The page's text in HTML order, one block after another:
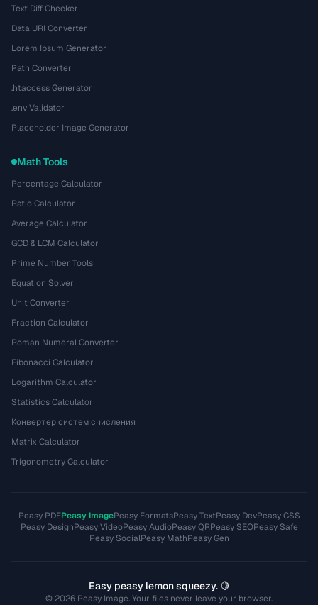
Text Diff Checker
Data URI Converter
Lorem Ipsum Generator
Path Converter
.htaccess Generator
.env Validator
Placeholder Image Generator
Math Tools
Percentage Calculator
Ratio Calculator
Average Calculator
GCD & LCM Calculator
Prime Number Tools
Equation Solver
Unit Converter
Fraction Calculator
Roman Numeral Converter
Fibonacci Calculator
Logarithm Calculator
Statistics Calculator
Конвертер систем счисления
Matrix Calculator
Trigonometry Calculator
Peasy PDFPeasy ImagePeasy FormatsPeasy TextPeasy DevPeasy CSS
Peasy DesignPeasy VideoPeasy AudioPeasy QRPeasy SEOPeasy Safe
Peasy SocialPeasy MathPeasy Gen
Easy peasy lemon squeezy. 🍋
© 2026 Peasy Image. Your files never leave your browser.